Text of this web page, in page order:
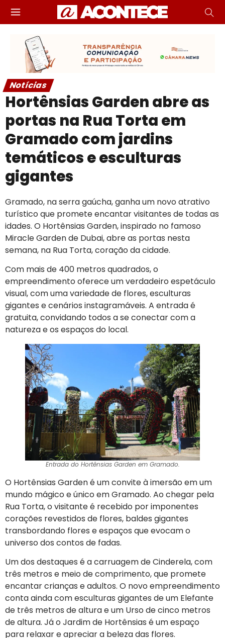
Notícias
Hortênsias Garden abre as
portas na Rua Torta em
Gramado com jardins
temáticos e esculturas
gigantes
Gramado, na serra gaúcha, ganha um novo atrativo
turístico que promete encantar visitantes de todas as
idades. O Hortênsias Garden, inspirado no famoso
Miracle Garden de Dubai, abre as portas nesta
semana, na Rua Torta, coração da cidade.
Com mais de 400 metros quadrados, o
empreendimento oferece um verdadeiro espetáculo
visual, com uma variedade de flores, esculturas
gigantes e cenários instagramáveis. A entrada é
gratuita, convidando todos a se conectar com a
natureza e os espaços do local.
Entrada do Hortênsias Garden em Gramado.
O Hortênsias Garden é um convite à imersão em um
mundo mágico e único em Gramado. Ao chegar pela
Rua Torta, o visitante é recebido por imponentes
corações revestidos de flores, baldes gigantes
transbordando flores e espaços que evocam o
universo dos contos de fadas.
Um dos destaques é a carruagem de Cinderela, com
três metros e meio de comprimento, que promete
encantar crianças e adultos. O novo empreendimento
conta ainda com esculturas gigantes de um Elefante
de três metros de altura e um Urso de cinco metros
de altura. Já o Jardim de Hortênsias é um espaço
para relaxar e apreciar a beleza das flores.